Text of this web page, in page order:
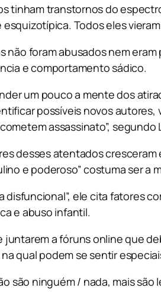
tinham transtornos do
Todos eles
não foram abusados ​​nem
e comportamento sádico.
um pouco a mente dos
possíveis novos
assassinato”, segundo
desses atentados cresceram
e poderoso” costuma ser a
disfuncional”, ele cita fatores
e abuso infantil.
juntarem a fóruns online que
qual podem se sentir
são ninguém / nada, mais